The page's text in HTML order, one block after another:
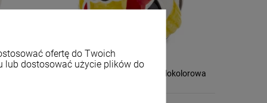
Figurka dekoracyjna kura wielokolorowa
ofertę do Twoich
lub dostosować użycie plików do